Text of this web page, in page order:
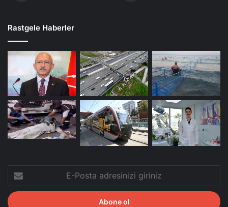
Rastgele Haberler
Posta
adresinizi
giriniz